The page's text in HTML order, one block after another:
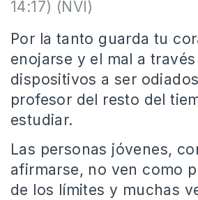
14:17) (NVI)
Por la tanto guarda tu
enojarse y el mal a través
dispositivos a ser
profesor del resto del
estudiar.
Las personas jóvenes,
afirmarse, no ven como
de los límites y muchas